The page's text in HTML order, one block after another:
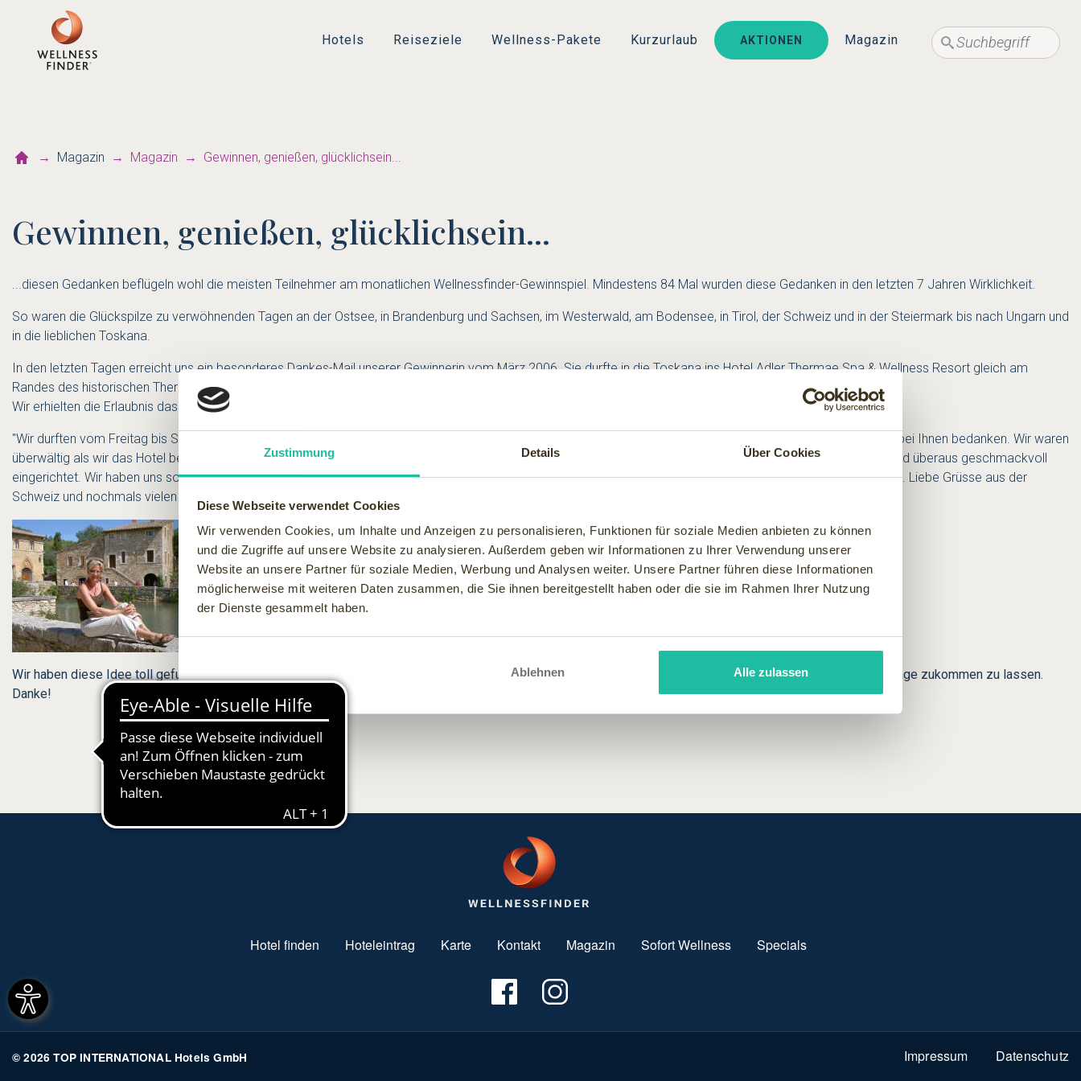
Zustimmung Details Über Cookies
Diese Webseite verwendet Cookies
Wir verwenden Cookies, um Inhalte und Anzeigen zu personalisieren, Funktionen für soziale Medien anbieten zu können
und die Zugriffe auf unsere Website zu analysieren. Außerdem geben wir Informationen zu Ihrer Verwendung unserer
Website an unsere Partner für soziale Medien, Werbung und Analysen weiter. Unsere Partner führen diese Informationen
möglicherweise mit weiteren Daten zusammen, die Sie ihnen bereitgestellt haben oder die sie im Rahmen Ihrer Nutzung
der Dienste gesammelt haben.
Ablehnen Alle zulassen
Hotels Reiseziele Wellness-Pakete Kurzurlaub AKTIONEN Magazin
Suche
Suche
Magazin Magazin Gewinnen, genießen, glücklichsein...
Gewinnen, genießen, glücklichsein...
...diesen Gedanken beflügeln wohl die meisten Teilnehmer am monatlichen Wellnessfinder-Gewinnspiel. Mindestens 84 Mal wurden diese Gedanken in den letzten 7 Jahren Wirklichkeit.
So waren die Glückspilze zu verwöhnenden Tagen an der Ostsee, in Brandenburg und Sachsen, im Westerwald, am Bodensee, in Tirol, der Schweiz und in der Steiermark bis nach Ungarn und
in die lieblichen Toskana.
In den letzten Tagen erreicht uns ein besonderes Dankes-Mail unserer Gewinnerin vom März 2006. Sie durfte in die Toskana ins Hotel Adler Thermae Spa & Wellness Resort gleich am
Randes des historischen Thermalbades Bagno Vignoni mit sagenhafter Aussicht auf eine typisch toskanische Landschaft.
Wir erhielten die Erlaubnis das Mail zu zitieren:
"Wir durften vom Freitag bis Samstag unseren Gewinn einziehen und unvergessliche Tage in der Toscana verbringen. Wir möchten uns nochmals ganz herzlich bei Ihnen bedanken. Wir waren
überwältig als wir das Hotel betraten. Das Personal ist super nett und die ganze Anlage einfach traumhaft schön, die Zimmer und überhaupt das ganze Hotel sind überaus geschmackvoll
eingerichtet. Wir haben uns so wohl gefühlt, dass wir ganz wehmütig abgereist sind. Wir werden wenn es uns möglich ist ganz bestimmt einmal wieder kommen. Liebe Grüsse aus der
Schweiz und nochmals vielen herzlichen Dank Sie haben uns eine riesen Freude gemacht. Claudia Züger"
Wir haben diese Idee toll gefunden und möchten unsere zukünftigen Gewinner anregen, dem Wellnessfinder doch jeweils ein Bild Ihrer gewonnenen Wohlfühltage zukommen zu lassen.
Danke!
Hotel finden Hoteleintrag Karte Kontakt Magazin Sofort Wellness Specials
© 2026 TOP INTERNATIONAL Hotels GmbH Impressum Datenschutz